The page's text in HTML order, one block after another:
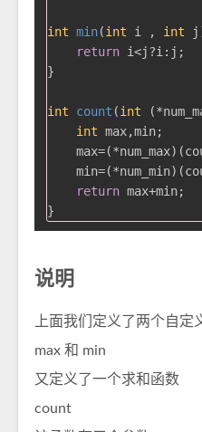
int min(int i , int
return i<j?i:j;
}
int count (int
int max,min;
return max+min;
说明
上面我们定义了两个自定
max 和 min
又定义了一个求和函数
count